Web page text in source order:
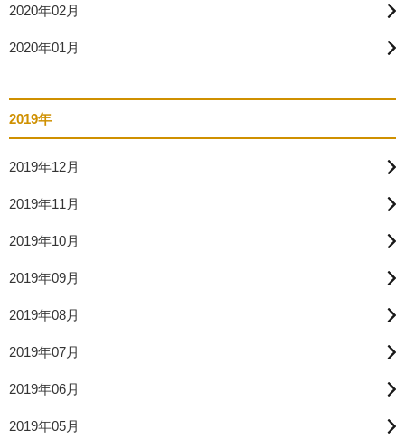
2020年02月
2020年01月
2019年
2019年12月
2019年11月
2019年10月
2019年09月
2019年08月
2019年07月
2019年06月
2019年05月